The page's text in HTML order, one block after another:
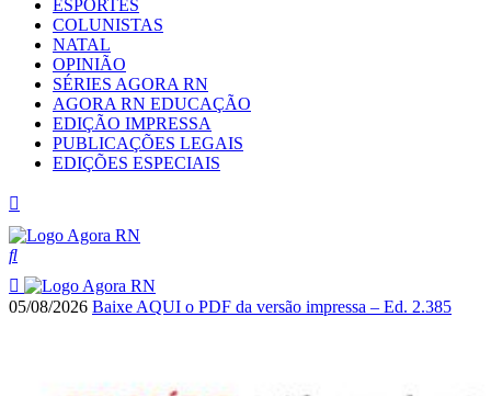
ESPORTES
COLUNISTAS
NATAL
OPINIÃO
SÉRIES AGORA RN
AGORA RN EDUCAÇÃO
EDIÇÃO IMPRESSA
PUBLICAÇÕES LEGAIS
EDIÇÕES ESPECIAIS
05/08/2026 Baixe AQUI o PDF da versão impressa – Ed. 2.385